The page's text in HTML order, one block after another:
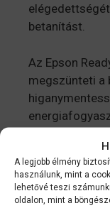
A legjobb élmény
használunk, mint a
lehetővé teszi
oldalon, mint a
betanítást.
Az Epson
megszünteti a